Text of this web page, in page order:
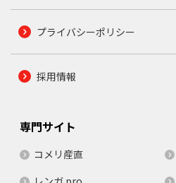
プライバシーポリシー
採用情報
専門サイト
コメリ産直